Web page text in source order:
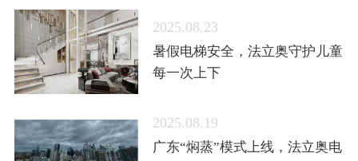
2025.08.23
暑假电梯安全，法立奥守护儿童
每一次上下
2025.08.19
广东“焖蒸”模式上线，法立奥电